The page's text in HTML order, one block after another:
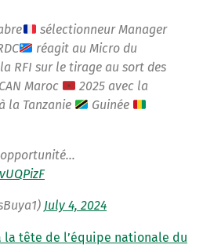
sélectionneur Manager
réagit au Micro du
RFI sur le tirage au sort des
Maroc
2025 avec la
la Tanzanie
Guinée
opportunité…
July 4, 2024
la tête de l’équipe nationale du